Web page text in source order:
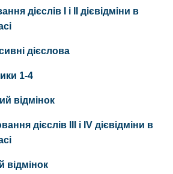
дієслів І і ІІ дієвідміни в
дієслова
1-4
відмінок
дієслів ІII і ІV дієвідміни в
відмінок